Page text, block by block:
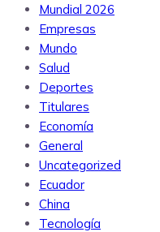
Mundial 2026
Empresas
Mundo
Salud
Deportes
Titulares
Economía
General
Uncategorized
Ecuador
China
Tecnología